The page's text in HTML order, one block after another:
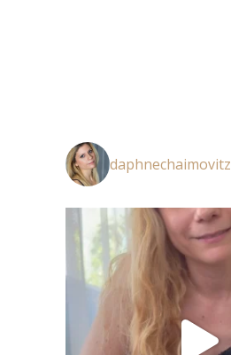
daphnechaimovitz